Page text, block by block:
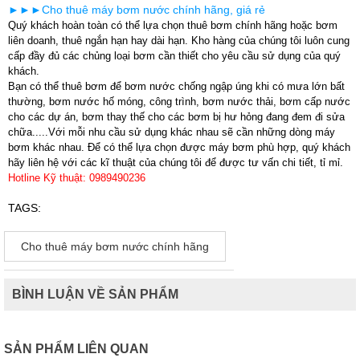
►►►Cho thuê máy bơm nước chính hãng, giá rẻ
Quý khách hoàn toàn có thể lựa chọn thuê bơm chính hãng hoặc bơm
liên doanh, thuê ngắn hạn hay dài hạn. Kho hàng của chúng tôi luôn cung
cấp đầy đủ các chủng loại bơm cần thiết cho yêu cầu sử dụng của quý
khách.
Bạn có thể thuê bơm để bơm nước chống ngập úng khi có mưa lớn bất
thường, bơm nước hố móng, công trình, bơm nước thải, bơm cấp nước
cho các dự án, bơm thay thế cho các bơm bị hư hỏng đang đem đi sửa
chữa.....Với mỗi nhu cầu sử dụng khác nhau sẽ cần những dòng máy
bơm khác nhau. Để có thể lựa chọn được máy bơm phù hợp, quý khách
hãy liên hệ với các kĩ thuật của chúng tôi để được tư vấn chi tiết, tỉ mỉ.
Hotline Kỹ thuật: 0989490236
TAGS:
Cho thuê máy bơm nước chính hãng
BÌNH LUẬN VỀ SẢN PHẨM
SẢN PHẨM LIÊN QUAN